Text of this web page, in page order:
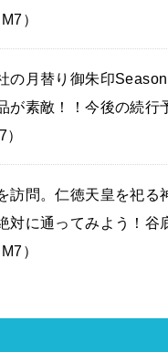
）
の月替り御朱印
が素敵！！今後の続行
訪問。仁徳天皇を祀る
対に通ってみよう！谷
）